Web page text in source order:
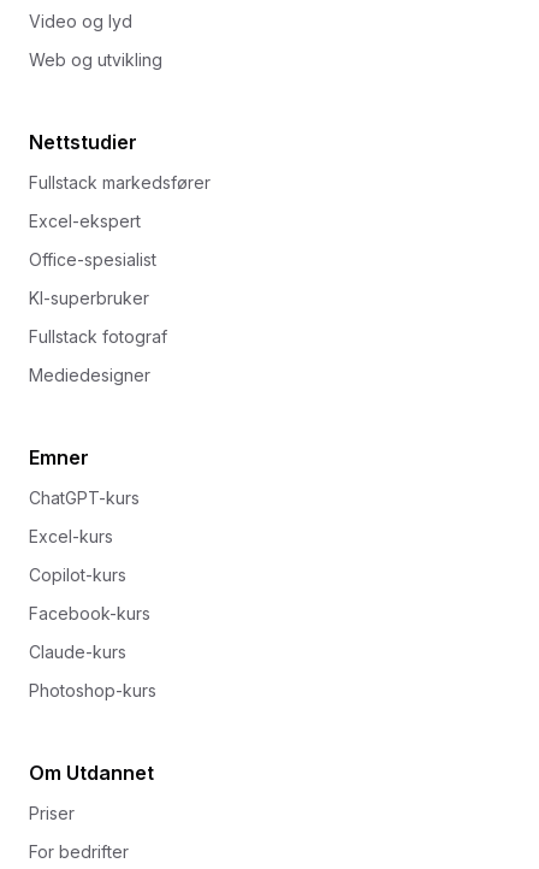
Video og lyd
Web og utvikling
Nettstudier
Fullstack markedsfører
Excel-ekspert
Office-spesialist
KI-superbruker
Fullstack fotograf
Mediedesigner
Emner
ChatGPT-kurs
Excel-kurs
Copilot-kurs
Facebook-kurs
Claude-kurs
Photoshop-kurs
Om Utdannet
Priser
For bedrifter